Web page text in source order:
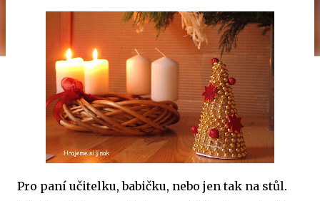
Pro paní učitelku, babičku, nebo jen tak na stůl.